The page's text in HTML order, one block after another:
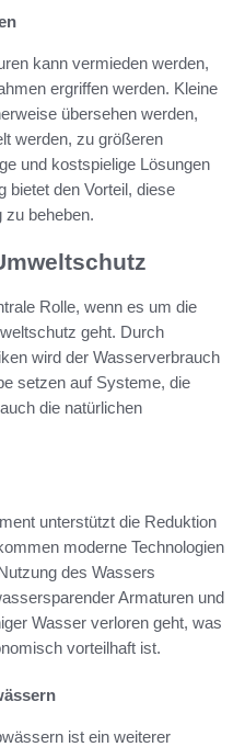
kann vermieden werden,
ergriffen werden. Kleine
übersehen werden,
werden, zu größeren
und kostspielige Lösungen
bietet den Vorteil, diese
zu beheben.
Rolle, wenn es um die
geht. Durch
wird der Wasserverbrauch
setzen auf Systeme, die
die natürlichen
unterstützt die Reduktion
moderne Technologien
des Wassers
Armaturen und
Wasser verloren geht, was
vorteilhaft ist.
ist ein weiterer